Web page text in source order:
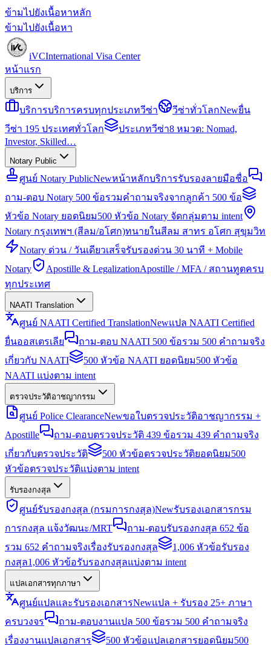
ข้ามไปยังเนื้อหาหลัก
ข้ามไปยังเนื้อหา
iVCInternational Visa Center
หน้าแรก
บริการ
บริการบริการครบทุกประเภทวีซ่า วีซ่าทั่วโลกNewยื่น
วีซ่า 195 ประเทศทั่วโลก
ประเภทวีซ่า8 หมวด: Nomad,
Investor, Skilled…
Notary Public
ศูนย์ Notary PublicNewหน้าหลักบริการรับรองลายมือชื่อ
ถาม-ตอบ Notary 500 ข้อรวมคำถามจริงจากลูกค้า 500 ข้อ
หัวข้อ Notary ยอดนิยม500 หัวข้อ Notary จัดกลุ่มตาม intent
Notary กรุงเทพฯ (สีลม/อโศก)ทนายในสีลม สาทร อโศก สุขุมวิท
Notary ด่วน / วันเดียวเสร็จรับรองด่วน 30 นาที + Mobile
Notary
Apostille & LegalizationApostille / MFA / สถานทูตครบ
ทุกประเทศ
NAATI Translation
ศูนย์ NAATI Certified TranslationNewแปล NAATI Certified
ยื่นออสเตรเลีย
ถาม-ตอบ NAATI 500 ข้อรวม 500 คำถามจริง
เกี่ยวกับ NAATI
500 หัวข้อ NAATI ยอดนิยม500 หัวข้อ
NAATI แบ่งตาม intent
ตรวจประวัติอาชญากรรม
ศูนย์ Police ClearanceNewขอใบตรวจประวัติอาชญากรรม +
Apostille
ถาม-ตอบตรวจประวัติ 439 ข้อรวม 439 คำถามจริง
เกี่ยวกับตรวจประวัติ
500 หัวข้อตรวจประวัติยอดนิยม500
หัวข้อตรวจประวัติแบ่งตาม intent
รับรองกงสุล
ศูนย์รับรองกงสุล (กรมการกงสุล)Newรับรองเอกสารกรม
การกงสุล แจ้งวัฒนะ/MRT
ถาม-ตอบรับรองกงสุล 652 ข้อ
รวม 652 คำถามจริงเรื่องรับรองกงสุล
1,006 หัวข้อรับรอง
กงสุล1,006 หัวข้อรับรองกงสุลแบ่งตาม intent
แปลเอกสารทุกภาษา
ศูนย์แปลและรับรองเอกสารNewแปล + รับรอง 25+ ภาษา
ครบวงจร
ถาม-ตอบงานแปล 500 ข้อรวม 500 คำถามจริง
เรื่องงานแปลเอกสาร
500 หัวข้อแปลเอกสารยอดนิยม500